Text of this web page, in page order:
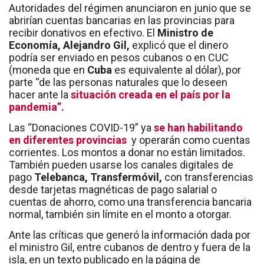
Autoridades del régimen anunciaron en junio que se
abrirían cuentas bancarias en las provincias para
recibir donativos en efectivo. El Ministro de
Economía, Alejandro Gil, explicó que el dinero
podría ser enviado en pesos cubanos o en CUC
(moneda que en Cuba es equivalente al dólar), por
parte “de las personas naturales que lo deseen
hacer ante lasituación creada en el país por la
pandemia”.
Las “Donaciones COVID-19” yase han habilitando
en diferentes provincias y operarán como cuentas
corrientes. Los montos a donar no están limitados.
También pueden usarse los canales digitales de
pago Telebanca, Transfermóvil, con transferencias
desde tarjetas magnéticas de pago salarial o
cuentas de ahorro, como una transferencia bancaria
normal, también sin límite en el monto a otorgar.
Ante las críticas que generó la información dada por
el ministro Gil, entre cubanos de dentro y fuera de la
isla, en un texto publicado en la página de